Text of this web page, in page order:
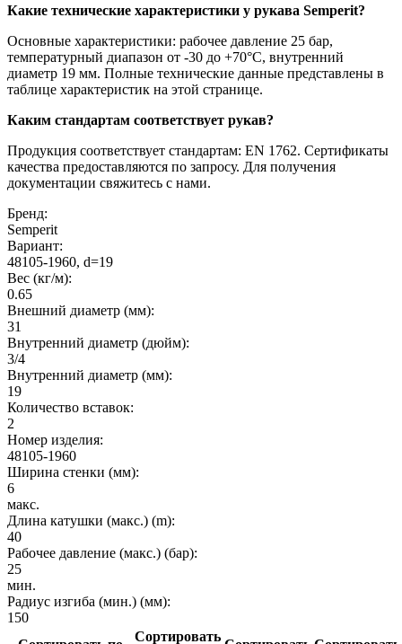
Какие технические характеристики у рукава Semperit?
Основные характеристики: рабочее давление 25 бар,
температурный диапазон от -30 до +70°C, внутренний
диаметр 19 мм. Полные технические данные представлены в
таблице характеристик на этой странице.
Каким стандартам соответствует рукав?
Продукция соответствует стандартам: EN 1762. Сертификаты
качества предоставляются по запросу. Для получения
документации свяжитесь с нами.
Бренд:
Semperit
Вариант:
48105-1960, d=19
Вес (кг/м):
0.65
Внешний диаметр (мм):
31
Внутренний диаметр (дюйм):
3/4
Внутренний диаметр (мм):
19
Количество вставок:
2
Номер изделия:
48105-1960
Ширина стенки (мм):
6
макс.
Длина катушки (макс.) (m):
40
Рабочее давление (макс.) (бар):
25
мин.
Радиус изгиба (мин.) (мм):
150
Сортировать